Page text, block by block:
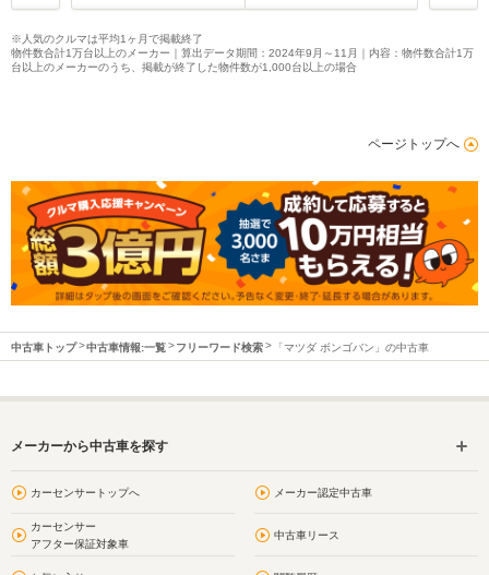
※人気のクルマは平均1ヶ月で掲載終了
物件数合計1万台以上のメーカー｜算出データ期間：2024年9月～11月｜内容：物件数合計1万
台以上のメーカーのうち、掲載が終了した物件数が1,000台以上の場合
ページトップへ
中古車トップ 中古車情報:一覧 フリーワード検索 「マツダ ボンゴバン」の中古車
メーカーから中古車を探す
カーセンサートップへ メーカー認定中古車
カーセンサー
アフター保証対象車
中古車リース